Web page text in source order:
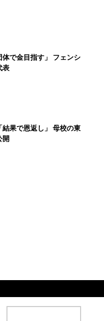
で金目指す」 フェンシ
表
果で恩返し」 母校の東
開